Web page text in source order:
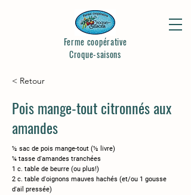
Ferme coopérative
Croque-saisons
< Retour
Pois mange-tout citronnés aux
amandes
½ sac de pois mange-tout (½ livre)
¼ tasse d'amandes tranchées
1 c. table de beurre (ou plus!)
2 c. table d'oignons mauves hachés (et/ou 1 gousse
d'ail pressée)